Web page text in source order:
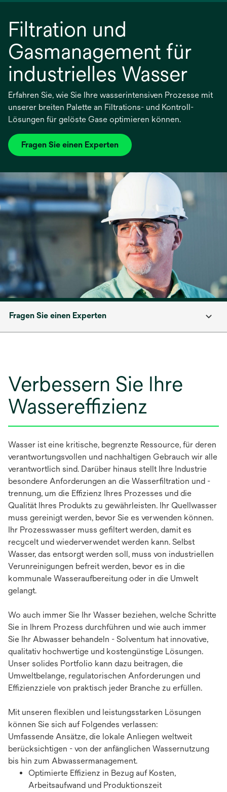
Filtration und
Gasmanagement für
industrielles Wasser
Erfahren Sie, wie Sie Ihre wasserintensiven Prozesse mit
unserer breiten Palette an Filtrations- und Kontroll-
Lösungen für gelöste Gase optimieren können.
Fragen Sie einen Experten
Fragen Sie einen Experten
Verbessern Sie Ihre
Wassereffizienz
Wasser ist eine kritische, begrenzte Ressource, für deren
verantwortungsvollen und nachhaltigen Gebrauch wir alle
verantwortlich sind. Darüber hinaus stellt Ihre Industrie
besondere Anforderungen an die Wasserfiltration und -
trennung, um die Effizienz Ihres Prozesses und die
Qualität Ihres Produkts zu gewährleisten. Ihr Quellwasser
muss gereinigt werden, bevor Sie es verwenden können.
Ihr Prozesswasser muss gefiltert werden, damit es
recycelt und wiederverwendet werden kann. Selbst
Wasser, das entsorgt werden soll, muss von industriellen
Verunreinigungen befreit werden, bevor es in die
kommunale Wasseraufbereitung oder in die Umwelt
gelangt.
Wo auch immer Sie Ihr Wasser beziehen, welche Schritte
Sie in Ihrem Prozess durchführen und wie auch immer
Sie Ihr Abwasser behandeln - Solventum hat innovative,
qualitativ hochwertige und kostengünstige Lösungen.
Unser solides Portfolio kann dazu beitragen, die
Umweltbelange, regulatorischen Anforderungen und
Effizienzziele von praktisch jeder Branche zu erfüllen.
Mit unseren flexiblen und leistungsstarken Lösungen
können Sie sich auf Folgendes verlassen:
Umfassende Ansätze, die lokale Anliegen weltweit
berücksichtigen - von der anfänglichen Wassernutzung
bis hin zum Abwassermanagement.
Optimierte Effizienz in Bezug auf Kosten,
Arbeitsaufwand und Produktionszeit